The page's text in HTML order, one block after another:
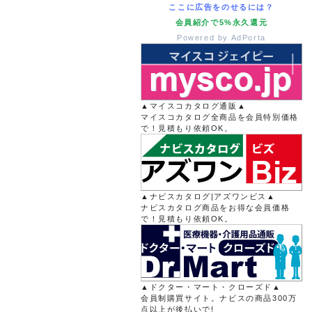
ここに広告をのせるには？
会員紹介で5%永久還元
Powered by AdPorta
▲マイスコカタログ通販▲
マイスコカタログ全商品を会員特別価格
で！見積もり依頼OK。
▲ナビスカタログ|アズワンビス▲
ナビスカタログ商品をお得な会員価格
で！見積もり依頼OK。
▲ドクター・マート・クローズド▲
会員制購買サイト。ナビスの商品300万
点以上が後払いで!